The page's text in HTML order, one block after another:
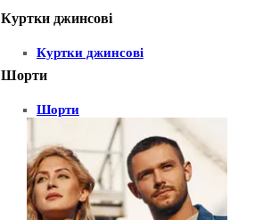
Куртки джинсові
Куртки джинсові
Шорти
Шорти